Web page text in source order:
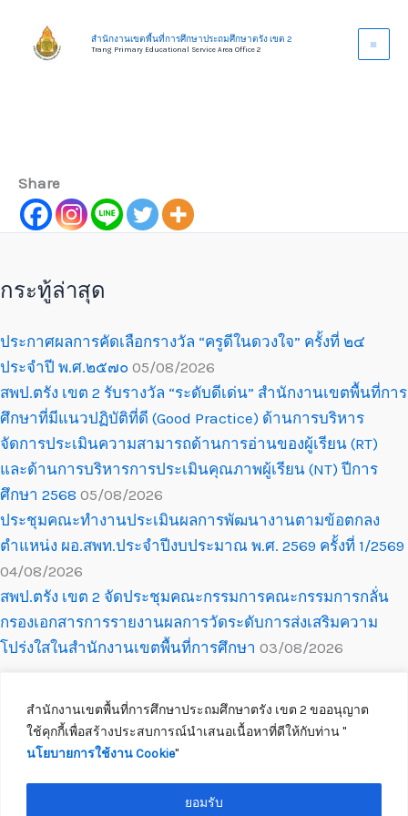
สำนักงานเขตพื้นที่การศึกษาประถมศึกษาตรัง เขต 2 ขออนุญาต
ใช้คุกกี้เพื่อสร้างประสบการณ์นำเสนอเนื้อหาที่ดีให้กับท่าน ''
นโยบายการใช้งาน Cookie''
ยอมรับ
content
สำนักงานเขตพื้นที่การศึกษาประถมศึกษาตรัง เขต 2
Trang Primary Educational Service Area Office 2
Share
กระทู้ล่าสุด
ประกาศผลการคัดเลือกรางวัล “ครูดีในดวงใจ” ครั้งที่ ๒๔
ประจำปี พ.ศ.๒๕๗๐ 05/08/2026
สพป.ตรัง เขต 2 รับรางวัล “ระดับดีเด่น” สำนักงานเขตพื้นที่การ
ศึกษาที่มีแนวปฏิบัติที่ดี (Good Practice) ด้านการบริหาร
จัดการประเมินความสามารถด้านการอ่านของผู้เรียน (RT)
และด้านการบริหารการประเมินคุณภาพผู้เรียน (NT) ปีการ
ศึกษา 2568 05/08/2026
ประชุมคณะทำงานประเมินผลการพัฒนางานตามข้อตกลง
ตำแหน่ง ผอ.สพท.ประจำปีงบประมาณ พ.ศ. 2569 ครั้งที่ 1/2569
04/08/2026
สพป.ตรัง เขต 2 จัดประชุมคณะกรรมการคณะกรรมการกลั่น
กรองเอกสารการรายงานผลการวัดระดับการส่งเสริมความ
โปร่งใสในสำนักงานเขตพื้นที่การศึกษา 03/08/2026
Copyright © 2026 สำนักงานเขตพื้นที่การศึกษาประถมศึกษาตรัง เขต 2